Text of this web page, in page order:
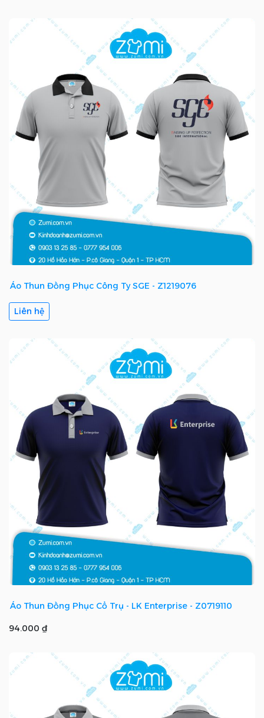
Áo Thun Đồng Phục Công Ty SGE - Z1219076
Liên hệ
Áo Thun Đồng Phục Cổ Trụ - LK Enterprise - Z0719110
94.000 ₫